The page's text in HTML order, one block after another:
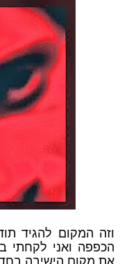
וזה המקום להגיד
הכפפה ואני לקחתי
את מקום הישיבה